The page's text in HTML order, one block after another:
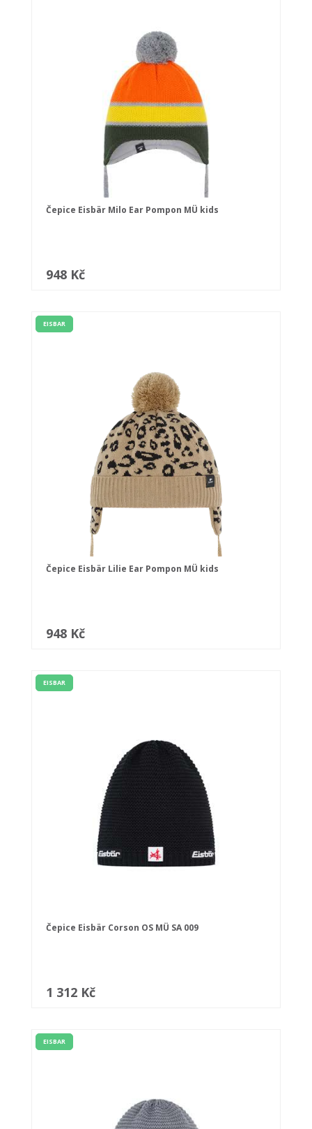
Čepice Eisbär Milo Ear Pompon MÜ kids
948 Kč
EISBAR
Čepice Eisbär Lilie Ear Pompon MÜ kids
948 Kč
EISBAR
Čepice Eisbär Corson OS MÜ SA 009
1 312 Kč
EISBAR